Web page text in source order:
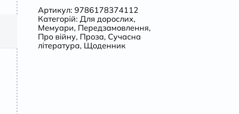
Артикул: 9786178374112
Категорій: Для дорослих,
Мемуари, Передзамовлення,
Про війну, Проза, Сучасна
література, Щоденник